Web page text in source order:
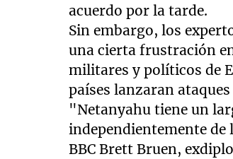
acuerdo por la tarde.
Sin embargo, los
una cierta frustración
militares y políticos de
países lanzaran
"Netanyahu tiene un
independientemente de
BBC Brett Bruen,